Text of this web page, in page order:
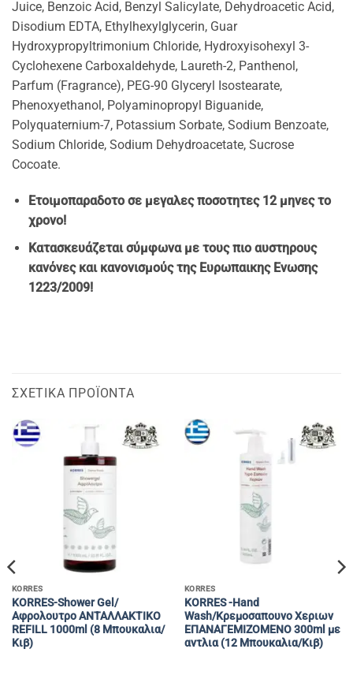
Juice, Benzoic Acid, Benzyl Salicylate, Dehydroacetic Acid,
Disodium EDTA, Ethylhexylglycerin, Guar
Hydroxypropyltrimonium Chloride, Hydroxyisohexyl 3-
Cyclohexene Carboxaldehyde, Laureth-2, Panthenol,
Parfum (Fragrance), PEG-90 Glyceryl Isostearate,
Phenoxyethanol, Polyaminopropyl Biguanide,
Polyquaternium-7, Potassium Sorbate, Sodium Benzoate,
Sodium Chloride, Sodium Dehydroacetate, Sucrose
Cocoate.
Ετοιμοπαραδοτο σε μεγαλες ποσοτητες 12 μηνες το
χρονο!
Κατασκευάζεται σύμφωνα με τους πιο αυστηρους
κανόνες και κανονισμούς της Ευρωπαικης Ενωσης
1223/2009!
ΣΧΕΤΙΚΆ ΠΡΟΪΌΝΤΑ
KORRES
KORRES-Shοwer Gel/
Αφρολουτρο ΑΝΤΑΛΛΑΚΤΙΚΟ
REFILL 1000ml (8 Μπουκαλια/
Κιβ)
KORRES
KORRES -Hand
Wash/Kρεμοσαπουνο Χεριων
ΕΠΑΝΑΓΕΜΙΖΟΜΕΝΟ 300ml με
αντλια (12 Μπουκαλια/Κιβ)